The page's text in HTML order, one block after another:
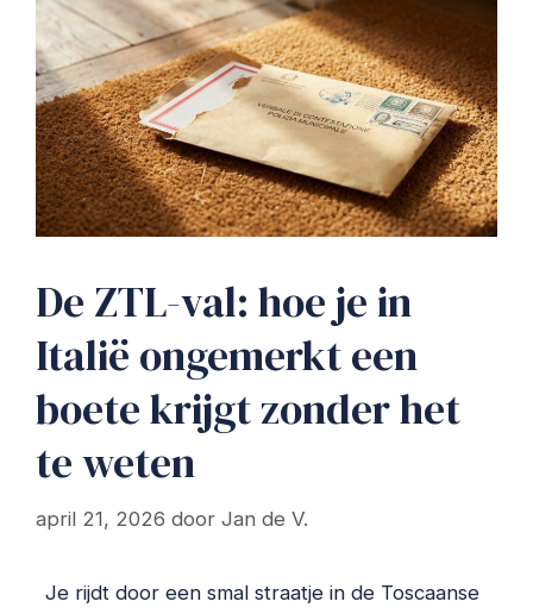
De ZTL-val: hoe je in
Italië ongemerkt een
boete krijgt zonder het
te weten
april 21, 2026 door Jan de V.
Je rijdt door een smal straatje in de Toscaanse